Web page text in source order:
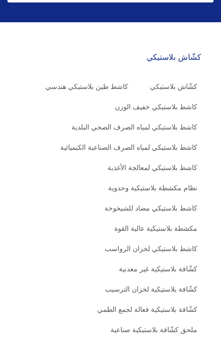
كشّاش بلاستيكي
كشّاش بلاستيكي كاشط طين بلاستيكي هندسي
كاشط بلاستيكي خفيف الوزن
كاشط بلاستيكي لمياه الصرف الصحي البلدية
كاشط بلاستيكي لمياه الصرف الصناعية الكيميائية
كاشط بلاستيكي لمعالجة الأغذية
نظام مكشطة بلاستيكية وحدوية
كاشط بلاستيكي مضاد للشيخوخة
مكشطة بلاستيكية عالية القوة
كاشط بلاستيكي لخزان الرواسب
كشّافة بلاستيكية غير معدنية
كشّافة بلاستيكية لخزان الترسيب
كشّافة بلاستيكية فعالة لجمع الطمي
ملحق كشّافة بلاستيكية صناعية